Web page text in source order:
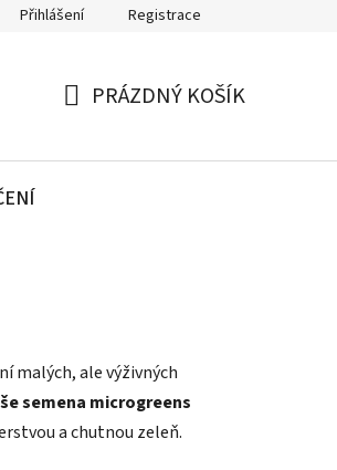
Přihlášení Registrace
PRÁZDNÝ KOŠÍK
malých, ale výživných
semena microgreens
a chutnou zeleň.